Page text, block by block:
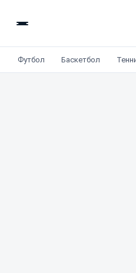
Футбол Баскетбол